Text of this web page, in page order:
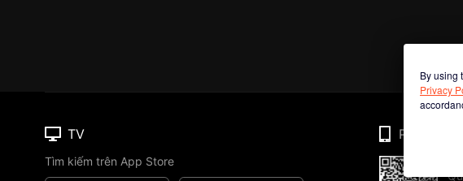
By using
Privacy
TV
Tìm kiếm trên App Store
Phone